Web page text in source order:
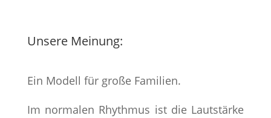
Unsere Meinung:
Ein Modell für große Familien.
Im normalen Rhythmus ist die Lautstärke